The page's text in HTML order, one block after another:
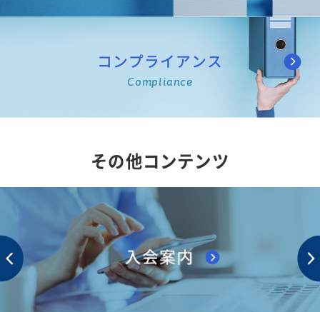
コンプライアンス
Compliance
その他コンテンツ